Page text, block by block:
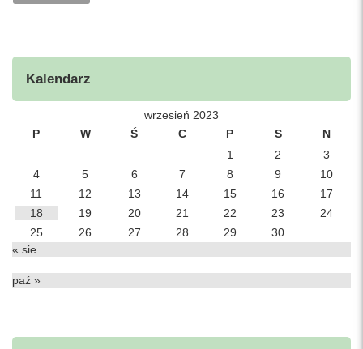
Kalendarz
wrzesień 2023
P
W Ś C P S
N
1
2
3
4
5 6 7 8 9
10
11
12 13 14 15 16
17
18
19 20 21 22 23
24
25
26 27 28 29
30
« sie
paź »